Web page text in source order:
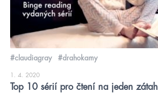
#claudiagray #drahokamy
1. 4. 2020
Top 10 sérií pro čtení na jeden zátah